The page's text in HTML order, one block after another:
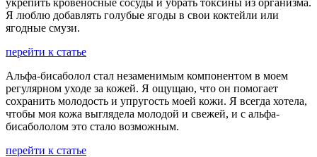
Я люблю добавлять голубые ягоды в свои коктейли или
ягодные смузи.
перейти к статье
Альфа-бисаболол стал незаменимым компонентом в моем
регулярном уходе за кожей. Я ощущаю, что он помогает
сохранить молодость и упругость моей кожи. Я всегда хотела,
чтобы моя кожа выглядела молодой и свежей, и с альфа-
бисабололом это стало возможным.
перейти к статье